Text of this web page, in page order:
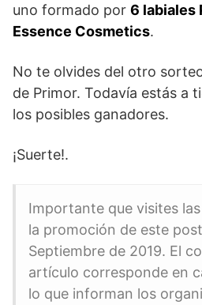
uno formado por 6 labiales
Essence Cosmetics.
No te olvides del otro
de Primor. Todavía estás a
los posibles ganadores.
¡Suerte!.
Importante que visites
la promoción de este
Septiembre de 2019. El
artículo corresponde en
lo que informan los